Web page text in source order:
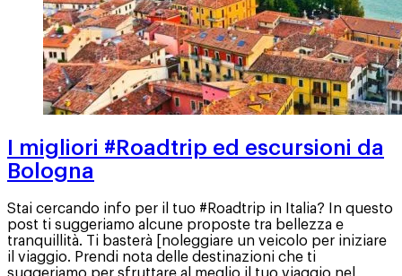
I migliori #Roadtrip ed escursioni da
Bologna
Stai cercando info per il tuo #Roadtrip in Italia? In questo
post ti suggeriamo alcune proposte tra bellezza e
tranquillità. Ti basterà [noleggiare un veicolo per iniziare
il viaggio. Prendi nota delle destinazioni che ti